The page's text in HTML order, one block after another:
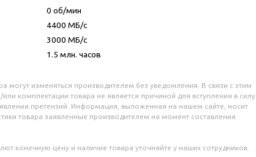
0 об/мин
4400 МБ/с
3000 МБ/с
1.5 млн. часов
могут изменяться производителем без уведомления. В связи с этим
или комплектации товара не является причиной для вступления в силу
претензий. Информация, выложенная на нашем сайте, носит
товара заявленные производителем на момент составления
конечную цену и наличие товара уточняйте у наших сотрудников.